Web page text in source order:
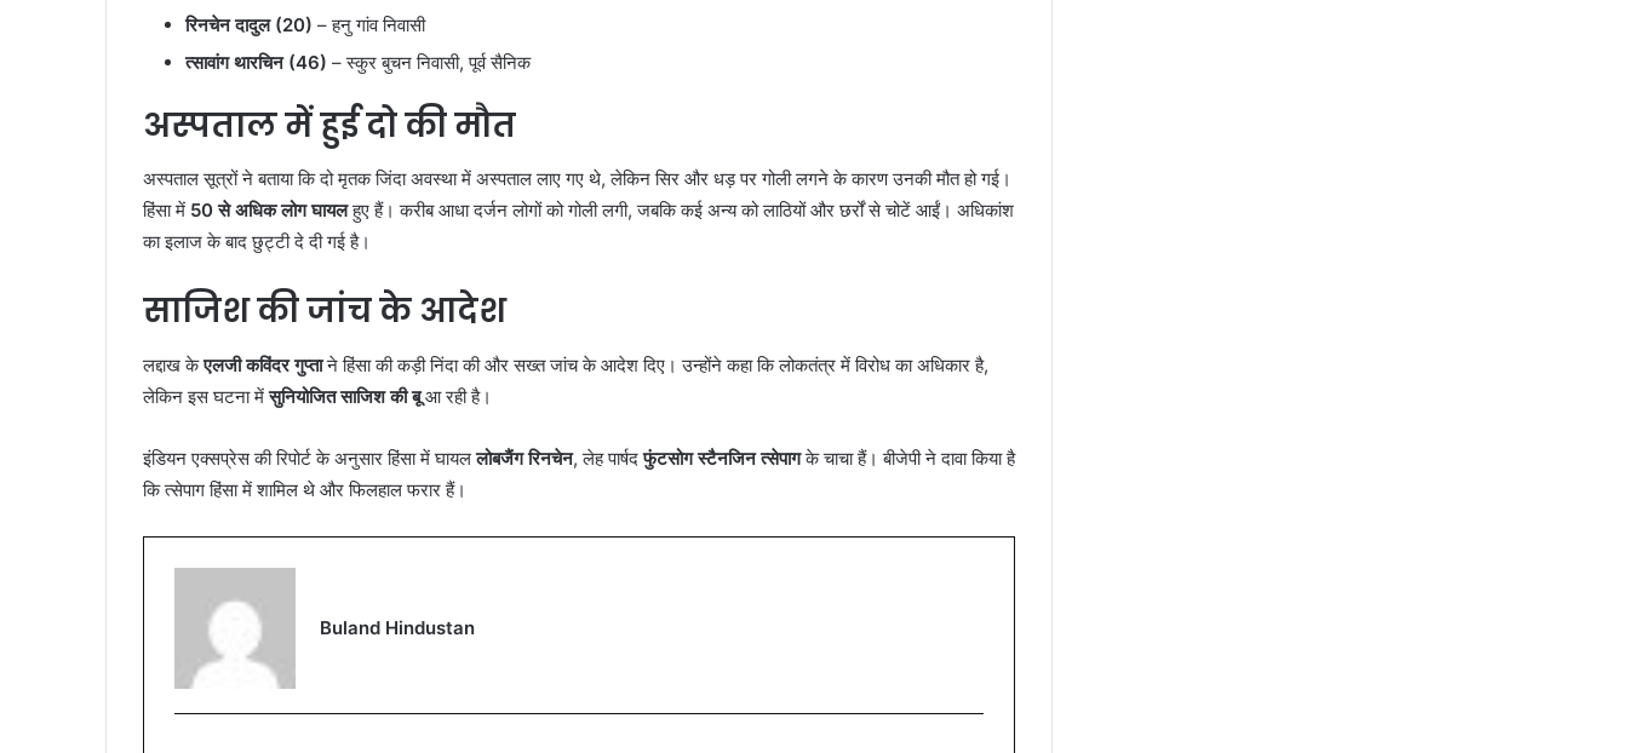
रिनचेन दादुल (20) – हनु गांव निवासी
त्सावांग थारचिन (46) – स्कुर बुचन निवासी, पूर्व सैनिक
अस्पताल में हुई दो की मौत
अस्पताल सूत्रों ने बताया कि दो मृतक जिंदा अवस्था में अस्पताल लाए गए थे, लेकिन सिर और धड़ पर गोली लगने के कारण उनकी मौत हो गई।
हिंसा में 50 से अधिक लोग घायलहुए हैं। करीब आधा दर्जन लोगों को गोली लगी, जबकि कई अन्य को लाठियों और छर्रों से चोटें आईं। अधिकांश
का इलाज के बाद छुट्टी दे दी गई है।
साजिश की जांच के आदेश
लद्दाख केएलजी कविंदर गुप्ताने हिंसा की कड़ी निंदा की और सख्त जांच के आदेश दिए। उन्होंने कहा कि लोकतंत्र में विरोध का अधिकार है,
लेकिन इस घटना मेंसुनियोजित साजिश की बूआ रही है।
इंडियन एक्सप्रेस की रिपोर्ट के अनुसार हिंसा में घायललोबजैंग रिनचेन, लेह पार्षदफुंटसोग स्टैनजिन त्सेपागके चाचा हैं। बीजेपी ने दावा किया है
कि त्सेपाग हिंसा में शामिल थे और फिलहाल फरार हैं।
Buland Hindustan